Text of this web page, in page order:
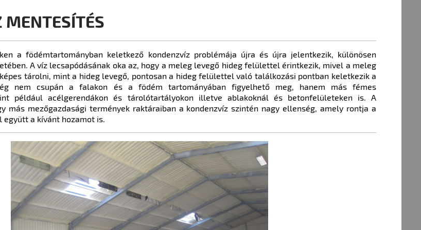
MENTESÍTÉS
a födémtartományban keletkező kondenzvíz problémája újra és újra jelentkezik, különösen
A víz lecsapódásának oka az, hogy a meleg levegő hideg felülettel érintkezik, mivel a meleg
tárolni, mint a hideg levegő, pontosan a hideg felülettel való találkozási pontban keletkezik a
nem csupán a falakon és a födém tartományában figyelhető meg, hanem más fémes
például acélgerendákon és tárolótartályokon illetve ablakoknál és betonfelületeken is. A
más mezőgazdasági termények raktáraiban a kondenzvíz szintén nagy ellenség, amely rontja a
a kívánt hozamot is.